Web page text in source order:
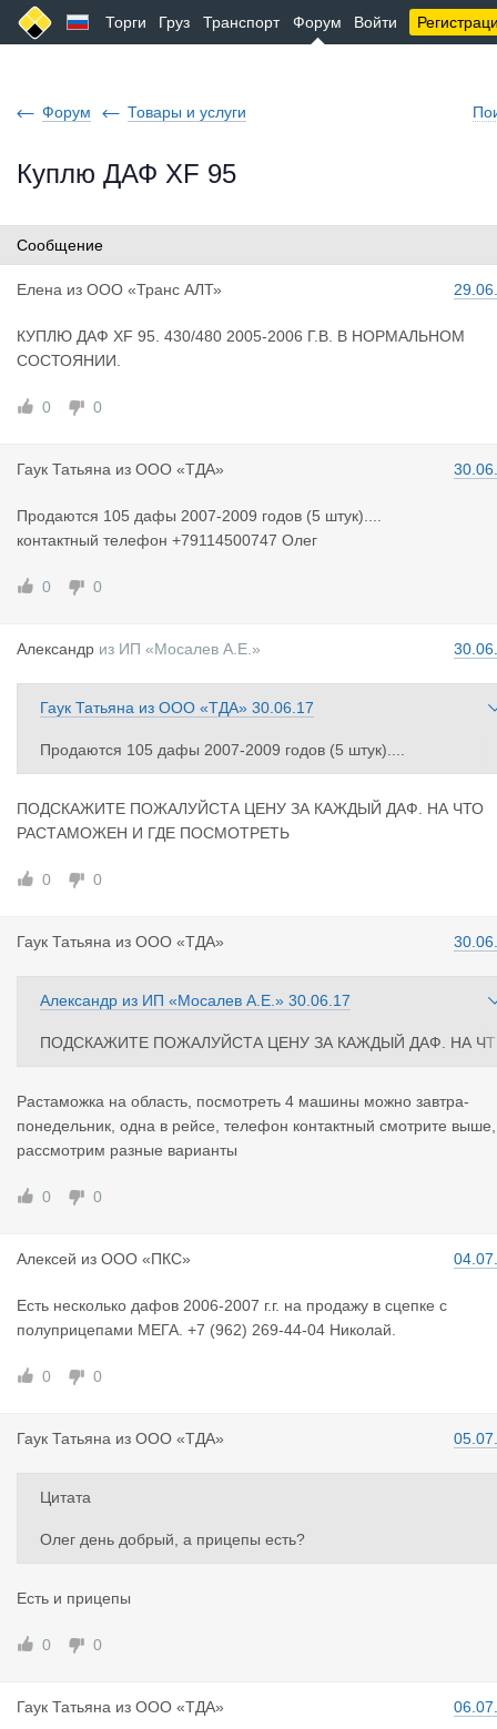
Торги Груз Транспорт Форум Войти
Форум Товары и услуги
Куплю ДАФ XF 95
Сообщение
Елена из ООО «Транс АЛТ»
КУПЛЮ ДАФ XF 95. 430/480 2005-2006 Г.В. В НОРМАЛЬНОМ
СОСТОЯНИИ.
0 0
Гаук Татьяна из ООО «ТДА»
Продаются 105 дафы 2007-2009 годов (5 штук)....
контактный телефон +79114500747 Олег
0 0
Александр из ИП «Мосалев А.Е.»
Гаук Татьяна из ООО «ТДА» 30.06.17
Продаются 105 дафы 2007-2009 годов (5 штук)....
контактный телефон +79114500747 Олег
ПОДСКАЖИТЕ ПОЖАЛУЙСТА ЦЕНУ ЗА КАЖДЫЙ ДАФ. НА ЧТО
РАСТАМОЖЕН И ГДЕ ПОСМОТРЕТЬ
0 0
Гаук Татьяна из ООО «ТДА»
Александр из ИП «Мосалев А.Е.» 30.06.17
ПОДСКАЖИТЕ ПОЖАЛУЙСТА ЦЕНУ ЗА КАЖДЫЙ ДАФ. НА ЧТ
Растаможка на область, посмотреть 4 машины можно завтра-
понедельник, одна в рейсе, телефон контактный смотрите выше,
рассмотрим разные варианты
0 0
Алексей из ООО «ПКС»
Есть несколько дафов 2006-2007 г.г. на продажу в сцепке с
полуприцепами МЕГА. +7 (962) 269-44-04 Николай.
0 0
Гаук Татьяна из ООО «ТДА»
Цитата
Олег день добрый, а прицепы есть?
Есть и прицепы
0 0
Гаук Татьяна из ООО «ТДА»